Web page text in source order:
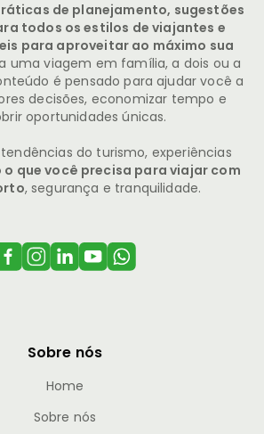
de planejamento, sugestões
todos os estilos de viajantes e
para aproveitar ao máximo sua
uma viagem em família, a dois ou a
é pensado para ajudar você a
decisões, economizar tempo e
oportunidades únicas.
do turismo, experiências
o que você precisa para viajar com
, segurança e tranquilidade.
Sobre nós
Home
Sobre nós